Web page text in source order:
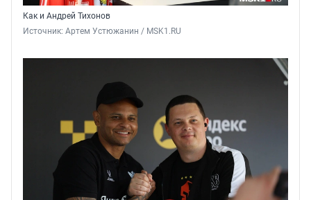
Как и Андрей Тихонов
Источник: Артем Устюжанин / MSK1.RU